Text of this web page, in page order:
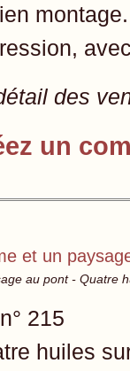
des
un
et un
au pont - Quatre
215
huiles